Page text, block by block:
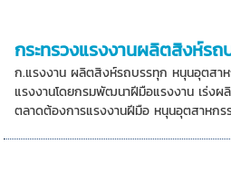
กระทรวงแรงงานผลิตสิงห์รถ
ก.แรงงาน ผลิตสิงห์รถบรรทุก หนุนอุตสา
แรงงานโดยกรมพัฒนาฝีมือแรงงาน เร่ง
ตลาดต้องการแรงงานฝีมือ หนุนอุตสาหก